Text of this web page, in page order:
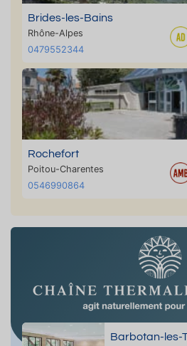
Brides-les-Bains
Rhône-Alpes
0479552344
Rochefort
Poitou-Charentes
0546990864
Barbotan-les-